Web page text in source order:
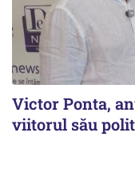
Victor Ponta,
viitorul său